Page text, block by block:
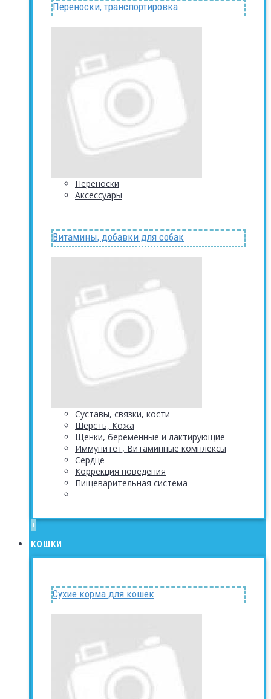
Переноски, транспортировка
Переноски
Аксессуары
Витамины, добавки для собак
Суставы, связки, кости
Шерсть, Кожа
Щенки, беременные и лактирующие
Иммунитет, Витаминные комплексы
Сердце
Коррекция поведения
Пищеварительная система
+
КОШКИ
Сухие корма для кошек